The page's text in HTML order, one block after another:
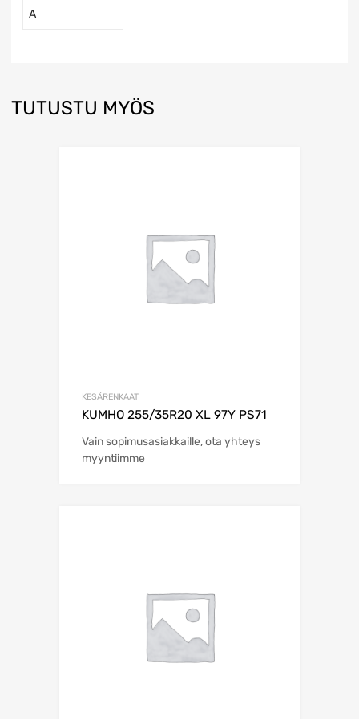
A
TUTUSTU MYÖS
KESÄRENKAAT
KUMHO 255/35R20 XL 97Y PS71
Vain sopimusasiakkaille, ota yhteys
myyntiimme